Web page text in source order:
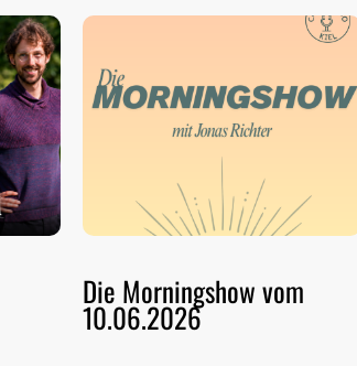
Die Morningshow vom
10.06.2026